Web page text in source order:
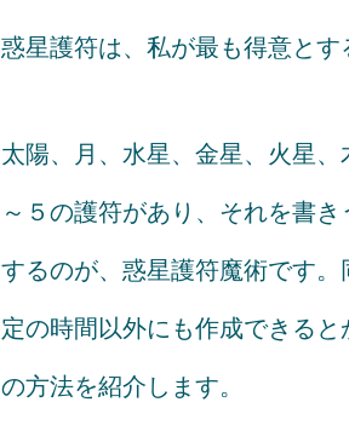
惑星護符は、私が最も得意とす
太陽、月、水星、金星、火星
～５の護符があり、それを書
するのが、惑星護符魔術です
定の時間以外にも作成できる
の方法を紹介します。